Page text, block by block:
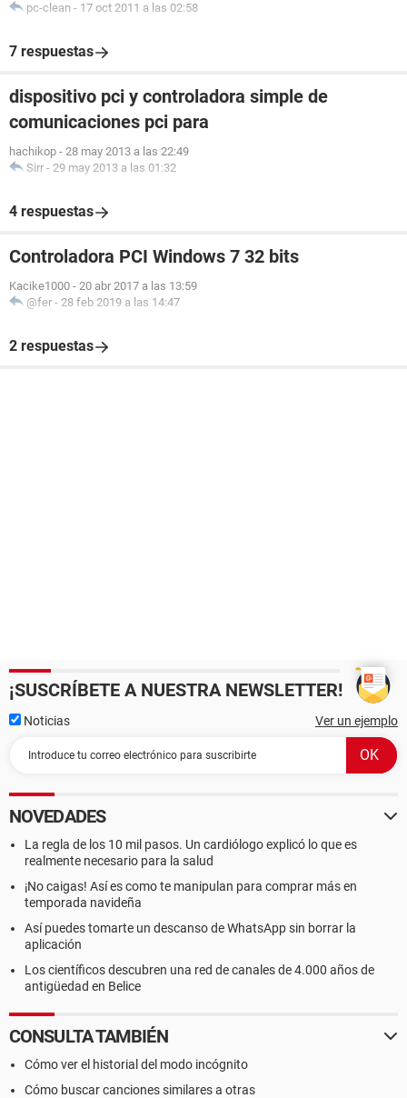
pc-clean - 17 oct 2011 a las 02:58
7 respuestas
dispositivo pci y controladora simple de
comunicaciones pci para
hachikop - 28 may 2013 a las 22:49
Sirr - 29 may 2013 a las 01:32
4 respuestas
Controladora PCI Windows 7 32 bits
Kacike1000 - 20 abr 2017 a las 13:59
@fer - 28 feb 2019 a las 14:47
2 respuestas
¡SUSCRÍBETE A NUESTRA NEWSLETTER!
Noticias Ver un ejemplo
NOVEDADES
La regla de los 10 mil pasos. Un cardiólogo explicó lo que es
realmente necesario para la salud
¡No caigas! Así es como te manipulan para comprar más en
temporada navideña
Así puedes tomarte un descanso de WhatsApp sin borrar la
aplicación
Los científicos descubren una red de canales de 4.000 años de
antigüedad en Belice
CONSULTA TAMBIÉN
Cómo ver el historial del modo incógnito
Cómo buscar canciones similares a otras